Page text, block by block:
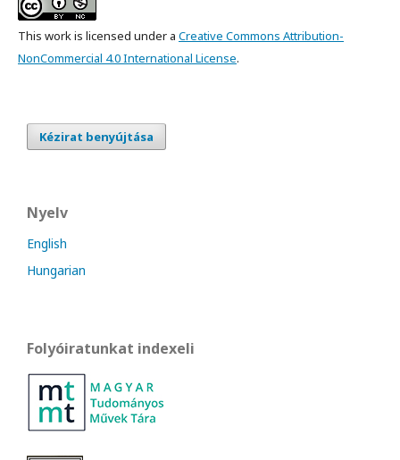
This work is licensed under a Creative Commons Attribution-
NonCommercial 4.0 International License.
Kézirat benyújtása
Nyelv
English
Hungarian
Folyóiratunkat indexeli